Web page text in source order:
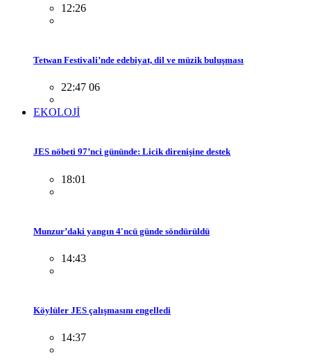
12:26
Tetwan Festivali’nde edebiyat, dil ve müzik buluşması
22:47 06
EKOLOJİ
JES nöbeti 97’nci gününde: Licik direnişine destek
18:01
Munzur’daki yangın 4'ncü günde söndürüldü
14:43
Köylüler JES çalışmasını engelledi
14:37